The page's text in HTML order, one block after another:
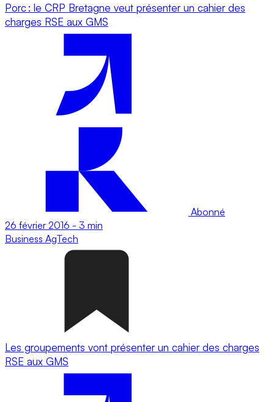
Porc : le CRP Bretagne veut présenter un cahier des
charges RSE aux GMS
Abonné
26 février 2016 - 3 min
Business AgTech
Les groupements vont présenter un cahier des charges
RSE aux GMS